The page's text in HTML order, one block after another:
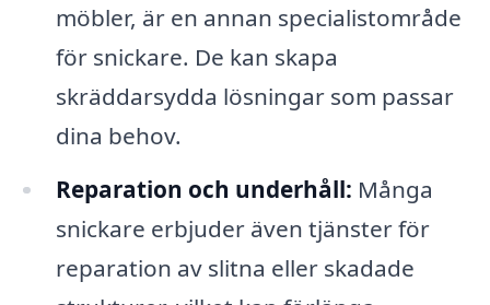
möbler, är en annan specialistområde
för snickare. De kan skapa
skräddarsydda lösningar som passar
dina behov.
Reparation och underhåll: Många
snickare erbjuder även tjänster för
reparation av slitna eller skadade